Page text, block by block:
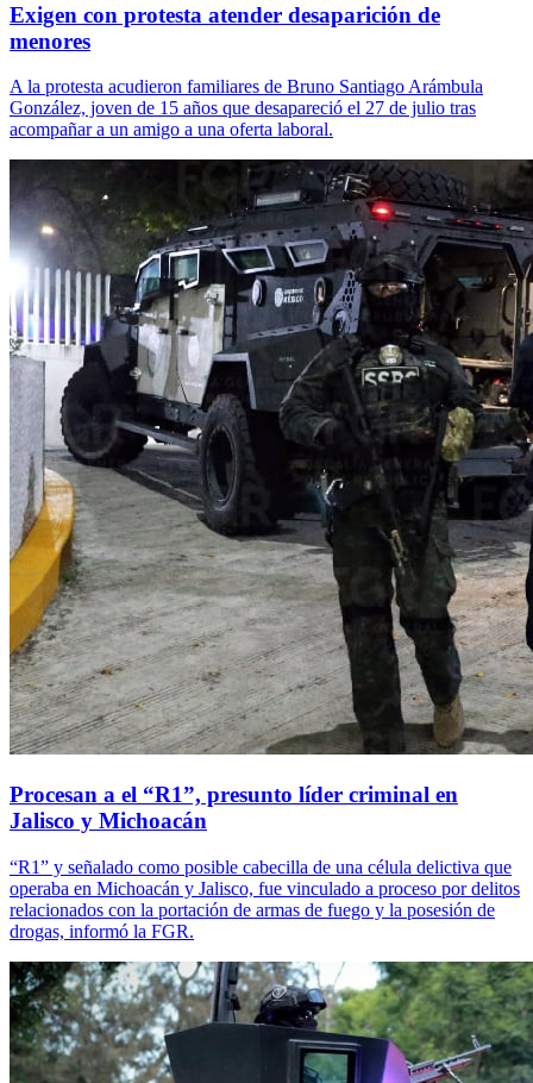
Exigen con protesta atender desaparición de
menores
A la protesta acudieron familiares de Bruno Santiago Arámbula
González, joven de 15 años que desapareció el 27 de julio tras
acompañar a un amigo a una oferta laboral.
Procesan a el “R1”, presunto líder criminal en
Jalisco y Michoacán
“R1” y señalado como posible cabecilla de una célula delictiva que
operaba en Michoacán y Jalisco, fue vinculado a proceso por delitos
relacionados con la portación de armas de fuego y la posesión de
drogas, informó la FGR.